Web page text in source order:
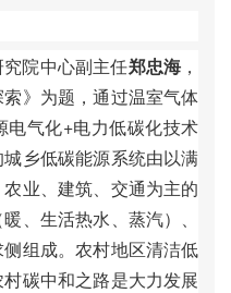
究院中心副主任郑忠海 ，
索》 为题 ，通过温室气体
电气化+电力低碳化技术
城乡低碳能源系统由以满
农业、 建筑、 交通为主的
暖、 生活热水、 蒸汽） 、
侧组成。农村地区清洁低
村碳中和之路是大力发展